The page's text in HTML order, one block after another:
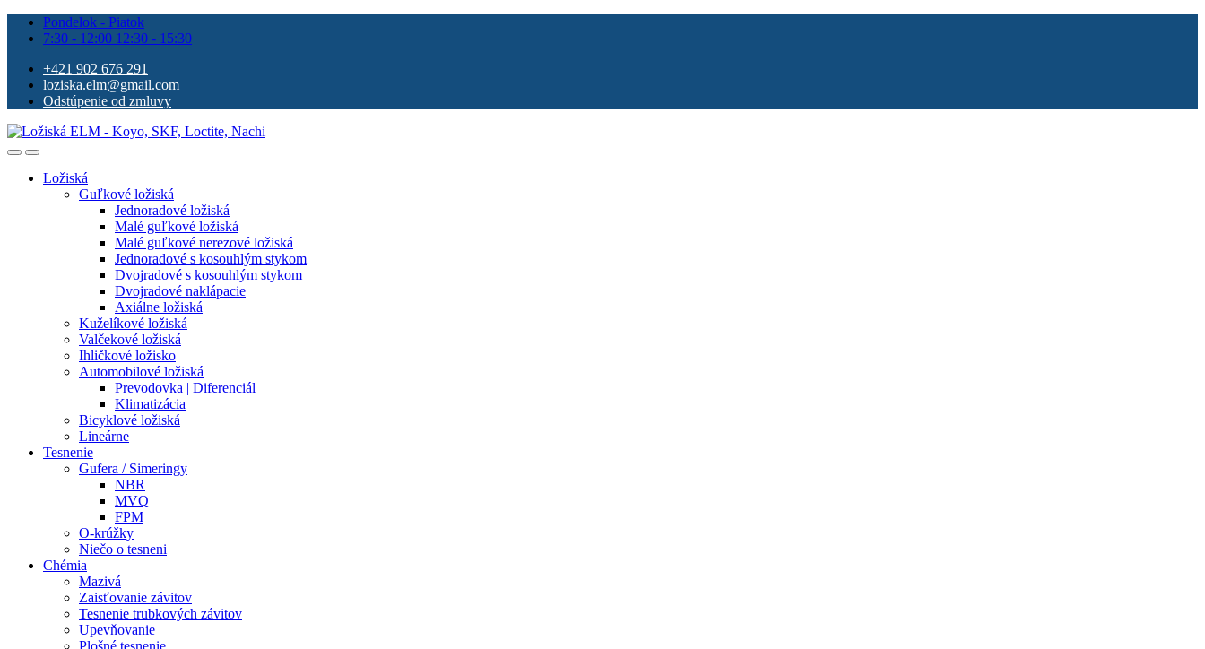
Pondelok - Piatok
7:30 - 12:00 12:30 - 15:30
+421 902 676 291
loziska.elm@gmail.com
Odstúpenie od zmluvy
Ložiská
Guľkové ložiská
Jednoradové ložiská
Malé guľkové ložiská
Malé guľkové nerezové ložiská
Jednoradové s kosouhlým stykom
Dvojradové s kosouhlým stykom
Dvojradové naklápacie
Axiálne ložiská
Kuželíkové ložiská
Valčekové ložiská
Ihličkové ložisko
Automobilové ložiská
Prevodovka | Diferenciál
Klimatizácia
Bicyklové ložiská
Lineárne
Tesnenie
Gufera / Simeringy
NBR
MVQ
FPM
O-krúžky
Niečo o tesneni
Chémia
Mazivá
Zaisťovanie závitov
Tesnenie trubkových závitov
Upevňovanie
Plošné tesnenie